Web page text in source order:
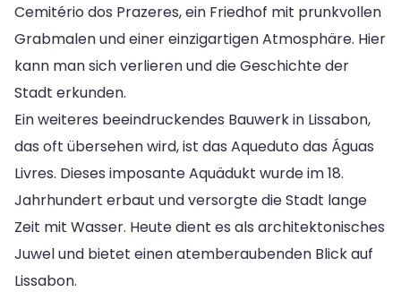
Cemitério dos Prazeres, ein Friedhof mit prunkvollen
Grabmalen und einer einzigartigen Atmosphäre. Hier
kann man sich verlieren und die Geschichte der
Stadt erkunden.
Ein weiteres beeindruckendes Bauwerk in Lissabon,
das oft übersehen wird, ist das Aqueduto das Águas
Livres. Dieses imposante Aquädukt wurde im 18.
Jahrhundert erbaut und versorgte die Stadt lange
Zeit mit Wasser. Heute dient es als architektonisches
Juwel und bietet einen atemberaubenden Blick auf
Lissabon.